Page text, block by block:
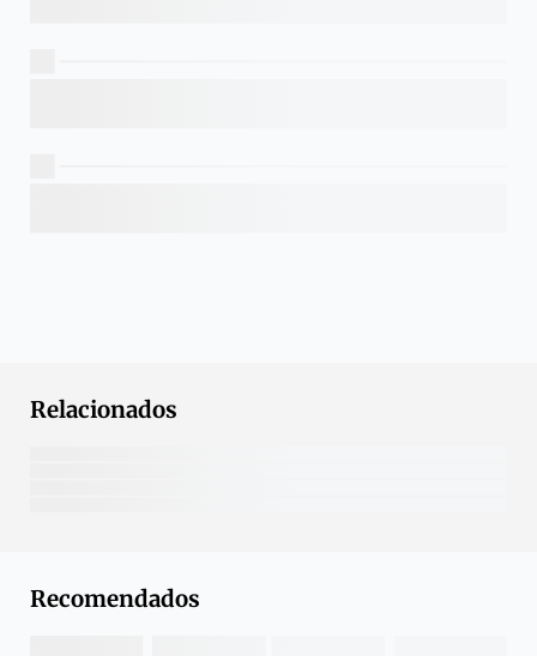
Relacionados
Recomendados